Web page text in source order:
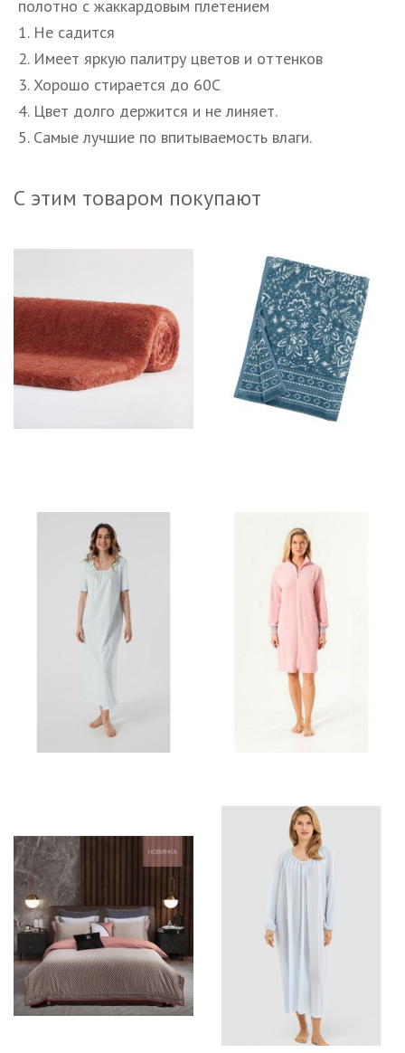
полотно с жаккардовым плетением
1. Не садится
2. Имеет яркую палитру цветов и оттенков
3. Хорошо стирается до 60С
4. Цвет долго держится и не линяет.
5. Самые лучшие по впитываемость влаги.
С этим товаром покупают